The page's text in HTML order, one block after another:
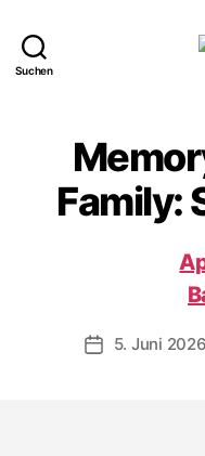
Suchen
Family:
5. Juni 2026